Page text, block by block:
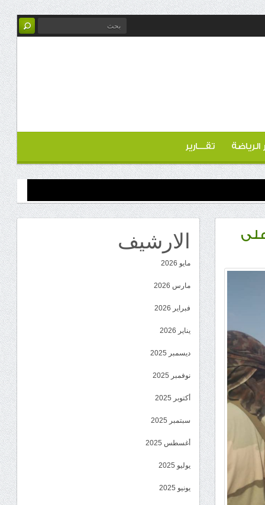
الرياضة تقـــارير
الارشيف
مايو 2026
مارس 2026
فبراير 2026
يناير 2026
ديسمبر 2025
نوفمبر 2025
أكتوبر 2025
سبتمبر 2025
أغسطس 2025
يوليو 2025
يونيو 2025